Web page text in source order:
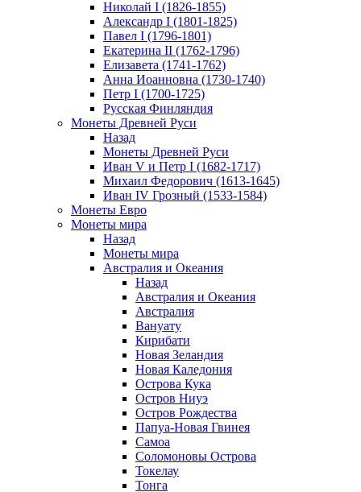
Николай I (1826-1855)
Александр I (1801-1825)
Павел I (1796-1801)
Екатерина II (1762-1796)
Елизавета (1741-1762)
Анна Иоанновна (1730-1740)
Петр I (1700-1725)
Русская Финляндия
Монеты Древней Руси
Назад
Монеты Древней Руси
Иван V и Петр I (1682-1717)
Михаил Федорович (1613-1645)
Иван IV Грозный (1533-1584)
Монеты Евро
Монеты мира
Назад
Монеты мира
Австралия и Океания
Назад
Австралия и Океания
Австралия
Вануату
Кирибати
Новая Зеландия
Новая Каледония
Острова Кука
Остров Ниуэ
Остров Рождества
Папуа-Новая Гвинея
Самоа
Соломоновы Острова
Токелау
Тонга